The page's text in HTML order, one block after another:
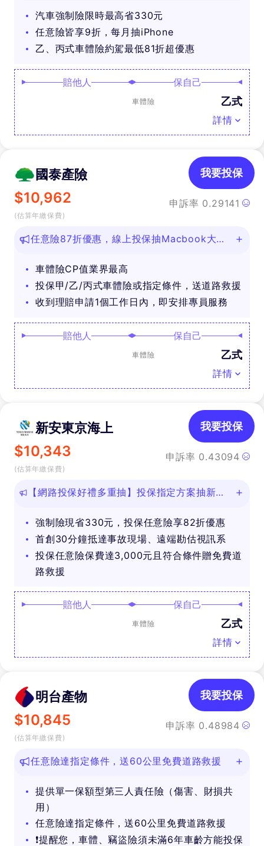
汽車強制險限時最高省330元
任意險皆享9折，每月抽iPhone
乙、丙式車體險約駕最低81折超優惠
賠他人 保自己
車體險 乙式
詳情
國泰產險
$10,962
(估算年繳保費)
申訴率 0.29141
我要投保
任意險87折優惠，線上投保抽Macbook大
車體險CP值業界最高
投保甲/乙/丙式車體險或指定條件，送道路救援
收到理賠申請1個工作日內，即安排專員服務
賠他人 保自己
車體險 乙式
詳情
新安東京海上
$10,343
(估算年繳保費)
申訴率 0.43094
我要投保
【網路投保好禮多重抽】投保指定方案抽新款
強制險現省330元，投保任意險享82折優惠
首創30分鐘抵達事故現場、遠端勘估視訊系
投保任意險保費達3,000元且符合條件贈免費道
路救援
賠他人 保自己
車體險 乙式
詳情
明台產物
$10,845
(估算年繳保費)
申訴率 0.48984
我要投保
任意險達指定條件，送60公里免費道路救援
提供單一保額型第三人責任險（傷害、財損共
用）
任意險達指定條件，送60公里免費道路救援
❗提醒您，車體、竊盜險須未滿6年車齡方能投保